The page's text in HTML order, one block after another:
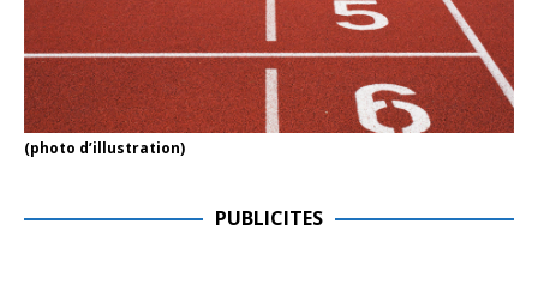
(photo d’illustration)
PUBLICITES